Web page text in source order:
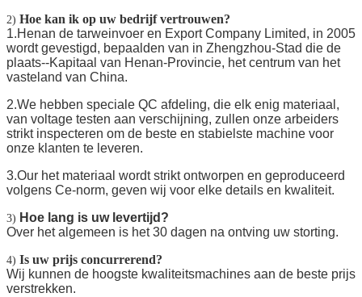
2) Hoe kan ik op uw bedrijf vertrouwen?
1.Henan de tarweinvoer en Export Company Limited, in 2005
wordt gevestigd, bepaalden van in Zhengzhou-Stad die de
plaats--Kapitaal van Henan-Provincie, het centrum van het
vasteland van China.
2.We hebben speciale QC afdeling, die elk enig materiaal,
van voltage testen aan verschijning, zullen onze arbeiders
strikt inspecteren om de beste en stabielste machine voor
onze klanten te leveren.
3.Our het materiaal wordt strikt ontworpen en geproduceerd
volgens Ce-norm, geven wij voor elke details en kwaliteit.
3) Hoe lang is uw levertijd?
Over het algemeen is het 30 dagen na ontving uw storting.
4) Is uw prijs concurrerend?
Wij kunnen de hoogste kwaliteitsmachines aan de beste prijs
verstrekken.